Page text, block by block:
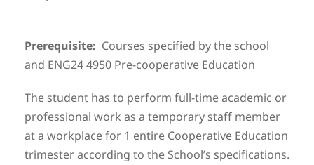
Prerequisite: Courses specified by the school
and ENG24 4950 Pre-cooperative Education
The student has to perform full-time academic or
professional work as a temporary staff member
at a workplace for 1 entire Cooperative Education
trimester according to the School’s specifications.